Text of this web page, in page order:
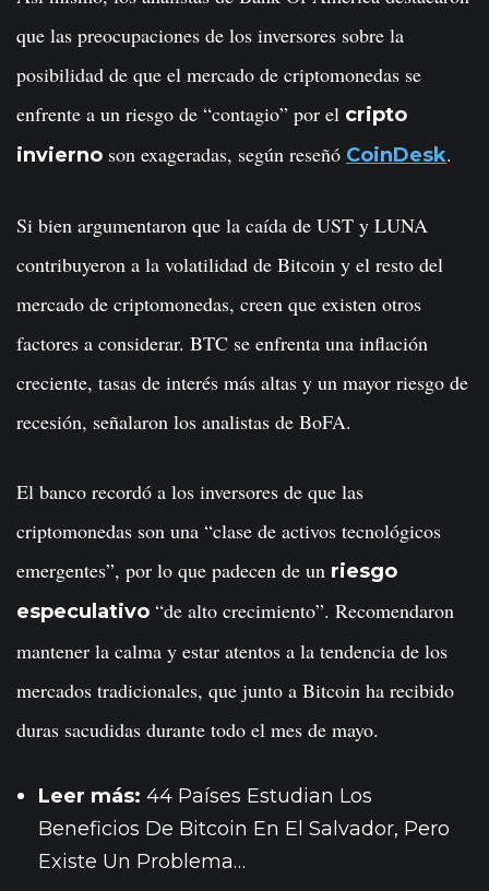
que las preocupaciones de los inversores sobre la
posibilidad de que el mercado de criptomonedas se
enfrente a un riesgo de “contagio” por el cripto
invierno son exageradas, según reseñó CoinDesk.
Si bien argumentaron que la caída de UST y LUNA
contribuyeron a la volatilidad de Bitcoin y el resto del
mercado de criptomonedas, creen que existen otros
factores a considerar. BTC se enfrenta una inflación
creciente, tasas de interés más altas y un mayor riesgo de
recesión, señalaron los analistas de BoFA.
El banco recordó a los inversores de que las
criptomonedas son una “clase de activos tecnológicos
emergentes”, por lo que padecen de un riesgo
especulativo “de alto crecimiento”. Recomendaron
mantener la calma y estar atentos a la tendencia de los
mercados tradicionales, que junto a Bitcoin ha recibido
duras sacudidas durante todo el mes de mayo.
Leer más: 44 Países Estudian Los
Beneficios De Bitcoin En El Salvador, Pero
Existe Un Problema…